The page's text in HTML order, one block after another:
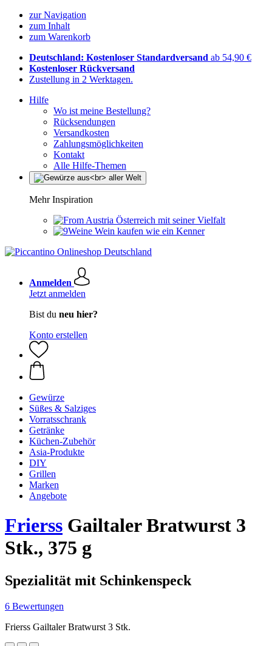
zur Navigation
zum Inhalt
zum Warenkorb
Deutschland: Kostenloser Standardversand ab 54,90 €
Kostenloser Rückversand
Zustellung in 2 Werktagen.
Hilfe
Wo ist meine Bestellung?
Rücksendungen
Versandkosten
Zahlungsmöglichkeiten
Kontakt
Alle Hilfe-Themen
Mehr Inspiration
Österreich mit seiner Vielfalt
Wein kaufen wie ein Kenner
Anmelden
Jetzt anmelden
Bist du neu hier?
Konto erstellen
Gewürze
Süßes & Salziges
Vorratsschrank
Getränke
Küchen-Zubehör
Asia-Produkte
DIY
Grillen
Marken
Angebote
Frierss Gailtaler Bratwurst 3
Stk., 375 g
Spezialität mit Schinkenspeck
6 Bewertungen
Frierss Gailtaler Bratwurst 3 Stk.